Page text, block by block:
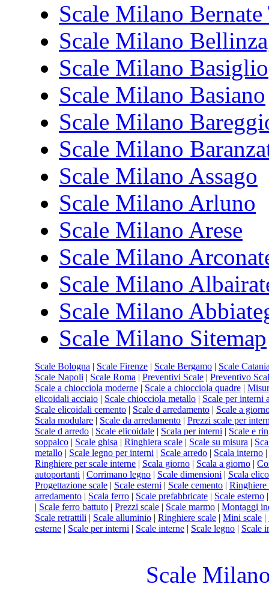
Scale Milano
Scale Milano
Scale Milano Basiglio
Scale Milano Basiano
Scale Milano
Scale Milano
Scale Milano Assago
Scale Milano Arluno
Scale Milano Arese
Scale Milano
Scale Milano
Scale Milano
Scale Milano Sitemap
Scale Bologna | Scale Firenze | Scale Bergamo | Scale
Scale Napoli | Scale Roma | Preventivi Scale | Preventivo
Scale a chiocciola moderne | Scale a chiocciola quadre |
elicoidali acciaio | Scale chiocciola metallo | Scale per interni
Scale elicoidali cemento | Scale d arredamento | Scale a
Scala modulare | Scale da arredamento | Prezzi scale per
Scale d arredo | Scale elicoidale | Scala per interni | Scale e
soppalco | Scale ghisa | Ringhiera scale | Scale su misura |
metallo | Scale legno per interni | Scale arredo | Scala interno |
Ringhiere per scale interne | Scala giorno | Scala a giorno |
autoportanti | Corrimano legno | Scale dimensioni | Scala
Progettazione scale | Scale esterni | Scale cemento | Ringhiere
arredamento | Scala ferro | Scale prefabbricate | Scale esterno
| Scale ferro battuto | Prezzi scale | Scale marmo | Montaggi
Scale retrattili | Scale alluminio | Ringhiere scale | Mini scale |
esterne | Scale per interni | Scale interne | Scale legno | Scale
Scale